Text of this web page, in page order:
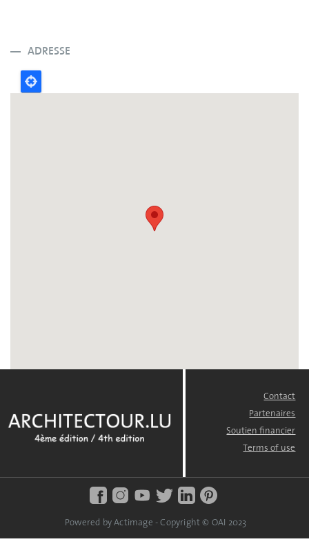
ADRESSE
Contact
Partenaires
Soutien financier
Terms of use
Powered by Actimage - Copyright © OAI 2023